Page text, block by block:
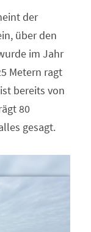
der
über den
im Jahr
Metern ragt
bereits von
80
gesagt.